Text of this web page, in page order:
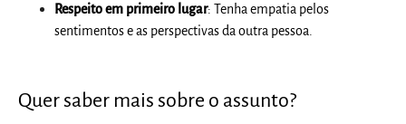
Respeito em primeiro lugar: Tenha empatia pelos
sentimentos e as perspectivas da outra pessoa.
Quer saber mais sobre o assunto?